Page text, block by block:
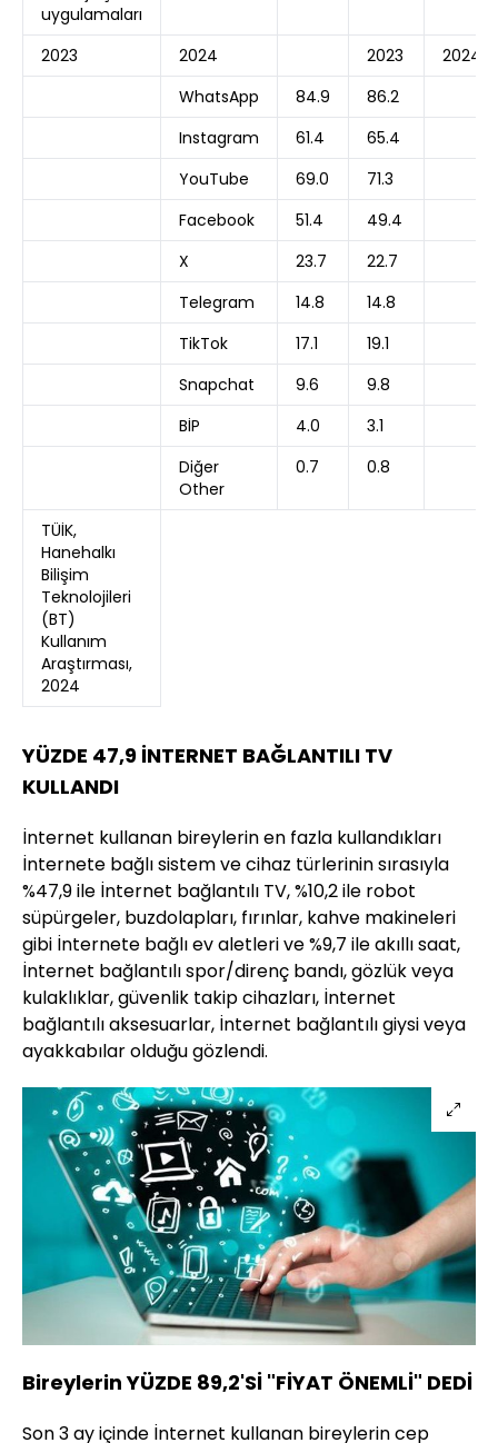
uygulamaları
2023
2024 2023
2024
WhatsApp
84.9
86.2
Instagram
61.4
65.4
YouTube
69.0
71.3
Facebook
51.4
49.4
X
23.7
22.7
Telegram
14.8
14.8
TikTok
17.1
19.1
Snapchat
9.6
9.8
BİP
4.0
3.1
Diğer
Other
0.7 0.8
TÜİK,
Hanehalkı
Bilişim
Teknolojileri
(BT)
Kullanım
Araştırması,
2024
YÜZDE 47,9 İNTERNET BAĞLANTILI TV
KULLANDI
İnternet kullanan bireylerin en fazla kullandıkları
İnternete bağlı sistem ve cihaz türlerinin sırasıyla
%47,9 ile İnternet bağlantılı TV, %10,2 ile robot
süpürgeler, buzdolapları, fırınlar, kahve makineleri
gibi İnternete bağlı ev aletleri ve %9,7 ile akıllı saat,
İnternet bağlantılı spor/direnç bandı, gözlük veya
kulaklıklar, güvenlik takip cihazları, İnternet
bağlantılı aksesuarlar, İnternet bağlantılı giysi veya
ayakkabılar olduğu gözlendi.
Bireylerin YÜZDE 89,2'Sİ "FİYAT ÖNEMLİ" DEDİ
Son 3 ay içinde İnternet kullanan bireylerin cep